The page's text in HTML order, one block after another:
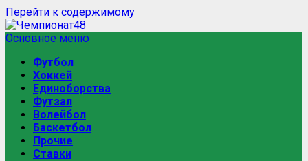
Перейти к содержимому
Основное меню
Футбол
Хоккей
Единоборства
Футзал
Волейбол
Баскетбол
Прочие
Ставки